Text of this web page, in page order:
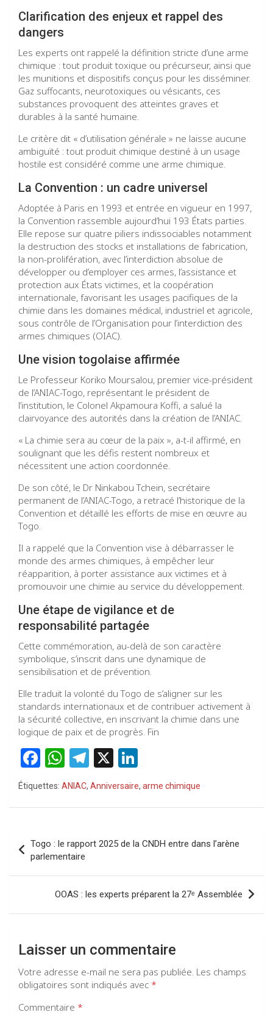
Clarification des enjeux et rappel des
dangers
Les experts ont rappelé la définition stricte d’une arme
chimique : tout produit toxique ou précurseur, ainsi que
les munitions et dispositifs conçus pour les disséminer.
Gaz suffocants, neurotoxiques ou vésicants, ces
substances provoquent des atteintes graves et
durables à la santé humaine.
Le critère dit « d’utilisation générale » ne laisse aucune
ambiguïté : tout produit chimique destiné à un usage
hostile est considéré comme une arme chimique.
La Convention : un cadre universel
Adoptée à Paris en 1993 et entrée en vigueur en 1997,
la Convention rassemble aujourd’hui 193 États parties.
Elle repose sur quatre piliers indissociables notamment
la destruction des stocks et installations de fabrication,
la non-prolifération, avec l’interdiction absolue de
développer ou d’employer ces armes, l’assistance et
protection aux États victimes, et la coopération
internationale, favorisant les usages pacifiques de la
chimie dans les domaines médical, industriel et agricole,
sous contrôle de l’Organisation pour l’interdiction des
armes chimiques (OIAC).
Une vision togolaise affirmée
Le Professeur Koriko Moursalou, premier vice-président
de l’ANIAC-Togo, représentant le président de
l’institution, le Colonel Akpamoura Koffi, a salué la
clairvoyance des autorités dans la création de l’ANIAC.
« La chimie sera au cœur de la paix », a-t-il affirmé, en
soulignant que les défis restent nombreux et
nécessitent une action coordonnée.
De son côté, le Dr Ninkabou Tchein, secrétaire
permanent de l’ANIAC-Togo, a retracé l’historique de la
Convention et détaillé les efforts de mise en œuvre au
Togo.
Il a rappelé que la Convention vise à débarrasser le
monde des armes chimiques, à empêcher leur
réapparition, à porter assistance aux victimes et à
promouvoir une chimie au service du développement.
Une étape de vigilance et de
responsabilité partagée
Cette commémoration, au-delà de son caractère
symbolique, s’inscrit dans une dynamique de
sensibilisation et de prévention.
Elle traduit la volonté du Togo de s’aligner sur les
standards internationaux et de contribuer activement à
la sécurité collective, en inscrivant la chimie dans une
logique de paix et de progrès. Fin
F
a
o
o
k
W
h
A
p
p
T
el
a
X
ke
n
Étiquettes: ANIAC, Anniversaire, arme chimique
de
l’article
Togo : le rapport 2025 de la CNDH entre dans l’arène
parlementaire
OOAS : les experts préparent la 27ᵉ Assemblée
Laisser un commentaire
Votre adresse e-mail ne sera pas publiée. Les champs
obligatoires sont indiqués avec *
Commentaire *